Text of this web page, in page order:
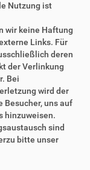
Nutzung ist
wir keine Haftung
Links. Für
deren
der Verlinkung
Bei
wird der
uns auf
hinzuweisen.
sind
bitte unser